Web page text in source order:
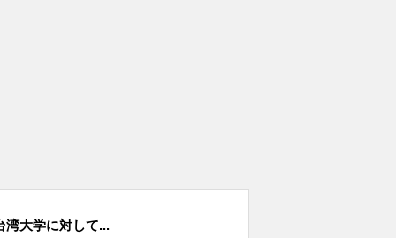
湾大学に対して...